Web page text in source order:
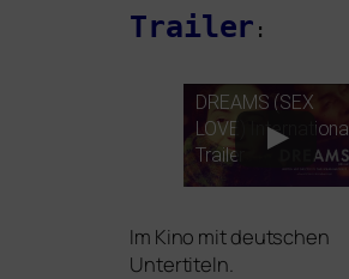
Trailer :
DREAMS (SEX
LOVE
) International
Trailer
Im Kino mit deut­schen
Untertiteln.